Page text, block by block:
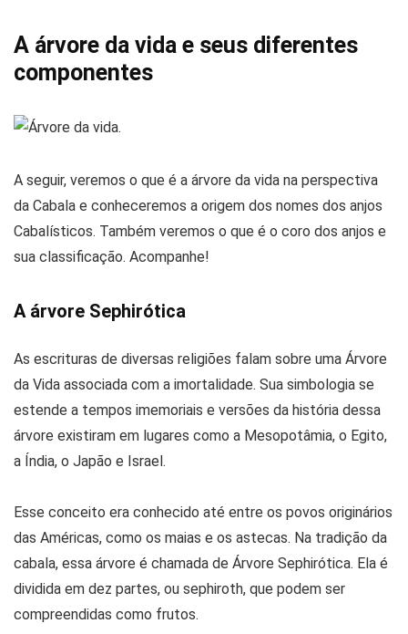
A árvore da vida e seus diferentes
componentes
A seguir, veremos o que é a árvore da vida na perspectiva
da Cabala e conheceremos a origem dos nomes dos anjos
Cabalísticos. Também veremos o que é o coro dos anjos e
sua classificação. Acompanhe!
A árvore Sephirótica
As escrituras de diversas religiões falam sobre uma Árvore
da Vida associada com a imortalidade. Sua simbologia se
estende a tempos imemoriais e versões da história dessa
árvore existiram em lugares como a Mesopotâmia, o Egito,
a Índia, o Japão e Israel.
Esse conceito era conhecido até entre os povos originários
das Américas, como os maias e os astecas. Na tradição da
cabala, essa árvore é chamada de Árvore Sephirótica. Ela é
dividida em dez partes, ou sephiroth, que podem ser
compreendidas como frutos.